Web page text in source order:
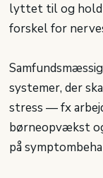
lyttet til og
forskel for
systemer, der
stress — fx
børneopvækst
på